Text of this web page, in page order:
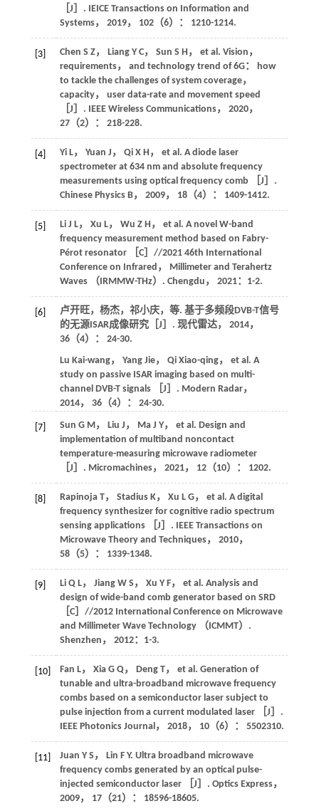
［J］. IEICE Transactions on Information and
Systems， 2019， 102（6）： 1210-1214.
[3] Chen S Z， Liang Y C， Sun S H ， et al. Vision，
requirements， and technology trend of 6G： how
to tackle the challenges of system coverage，
capacity， user data-rate and movement speed
［J］. IEEE Wireless Communications， 2020，
27（2）： 218-228.
[4] Yi L， Yuan J ， Qi X H ， et al. A diode laser
spectrometer at 634 nm and absolute frequency
measurements using optical frequency comb ［J］.
Chinese Physics B， 2009， 18（4）： 1409-1412.
[5] Li J L， Xu L， Wu Z H ， et al. A novel W-band
frequency measurement method based on Fabry-
Pérot resonator ［C］//2021 46th International
Conference on Infrared， Millimeter and Terahertz
Waves （IRMMW-THz）. Chengdu， 2021：1-2.
[6] 卢开旺，杨杰，祁小庆， 等. 基于多频段DVB-T信号
的无源ISAR成像研究［J］. 现代雷达， 2014，
36（4）： 24-30.
Lu Kai-wang， Yang Jie， Qi Xiao-qing， et al. A
study on passive ISAR imaging based on multi-
channel DVB-T signals ［J］. Modern Radar，
2014， 36（4）： 24-30.
[7] Sun G M， Liu J ， Ma J Y， et al. Design and
implementation of multiband noncontact
temperature-measuring microwave radiometer
［J］. Micromachines， 2021， 12（10）： 1202.
[8] Rapinoja T， Stadius K， Xu L G， et al. A digital
frequency synthesizer for cognitive radio spectrum
sensing applications ［J］. IEEE Transactions on
Microwave Theory and Techniques， 2010，
58（5）： 1339-1348.
[9] Li Q L， Jiang W S ， Xu Y F， et al. Analysis and
design of wide-band comb generator based on SRD
［C］//2012 International Conference on Microwave
and Millimeter Wave Technology （ICMMT）.
Shenzhen， 2012：1-3.
[10] Fan L， Xia G Q， Deng T， et al. Generation of
tunable and ultra-broadband microwave frequency
combs based on a semiconductor laser subject to
pulse injection from a current modulated laser ［J］.
IEEE Photonics Journal， 2018， 10（6）： 5502310.
[11] Juan Y S ， Lin F Y. Ultra broadband microwave
frequency combs generated by an optical pulse-
injected semiconductor laser ［J］. Optics Express，
2009， 17（21）： 18596-18605.